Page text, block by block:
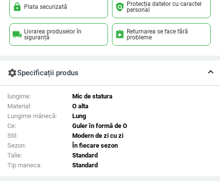
lock Plata securizată policy Protecția datelor cu caracter
personal
local_shipping Livrarea produselor în
siguranță
assignment_return Returnarea se face fără
probleme
settingsSpecificații produs
lungime:
Mic de statura
Material:
O alta
Lungime mânecă:
Lung
Ce:
Guler în formă de O
Stil:
Modern de zi cu zi
Sezon:
În fiecare sezon
Talie:
Standard
Tip maneca:
Standard